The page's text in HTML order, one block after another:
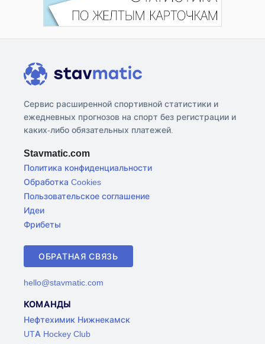
Сервис расширенной спортивной статистики и
ежедневных прогнозов на спорт без регистрации и
каких-либо обязательных платежей.
Stavmatic.com
Политика конфиденциальности
Обработка Cookies
Пользовательское соглашение
Идеи
Фрибеты
ОБРАТНАЯ СВЯЗЬ
hello@stavmatic.com
КОМАНДЫ
Нефтехимик Нижнекамск
UTA Hockey Club